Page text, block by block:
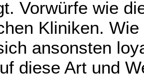
Vorwürfe wie
Kliniken.
ansonsten
diese Art und